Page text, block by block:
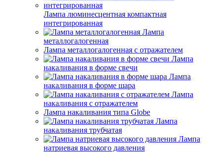
Лампа люминесцентная компактная
интегрированная
Лампа
металлогалогенная
Лампа металлогалогенная с отражателем
Лампа
накаливания в форме свечи
Лампа
накаливания в форме шара
Лампа
накаливания с отражателем
Лампа накаливания типа Globe
Лампа
накаливания трубчатая
Лампа
натриевая высокого давления